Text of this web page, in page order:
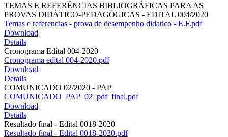
TEMAS E REFERÊNCIAS BIBLIOGRÁFICAS PARA AS
PROVAS DIDÁTICO-PEDAGÓGICAS - EDITAL 004/2020
Temas e referencias - prova de desempenho didatico - E.F.pdf
Download
Details
Cronograma Edital 004-2020
Cronograma edital 004-2020.pdf
Download
Details
COMUNICADO 02/2020 - PAP
COMUNICADO_PAP_02_pdf_final.pdf
Download
Details
Resultado final - Edital 0018-2020
Resultado final - Edital 0018-2020.pdf